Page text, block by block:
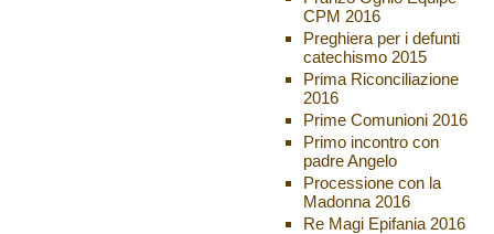
CPM 2016
Preghiera per i defunti
catechismo 2015
Prima Riconciliazione
2016
Prime Comunioni 2016
Primo incontro con
padre Angelo
Processione con la
Madonna 2016
Re Magi Epifania 2016